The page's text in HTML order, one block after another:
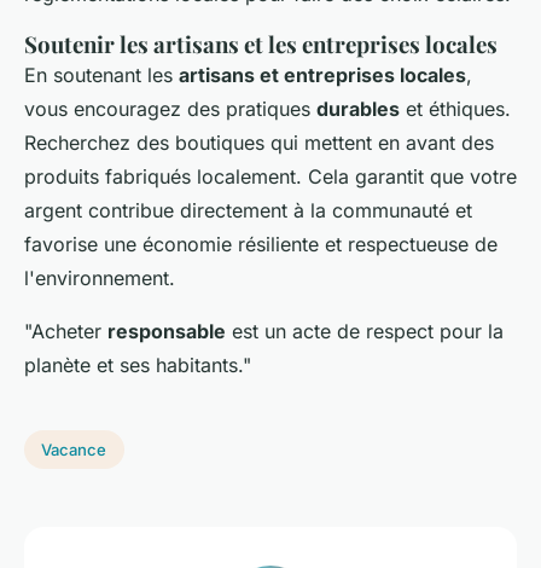
Soutenir les artisans et les entreprises locales
En soutenant les artisans et entreprises locales,
vous encouragez des pratiques durables et éthiques.
Recherchez des boutiques qui mettent en avant des
produits fabriqués localement. Cela garantit que votre
argent contribue directement à la communauté et
favorise une économie résiliente et respectueuse de
l'environnement.
"Acheter responsable est un acte de respect pour la
planète et ses habitants."
Vacance